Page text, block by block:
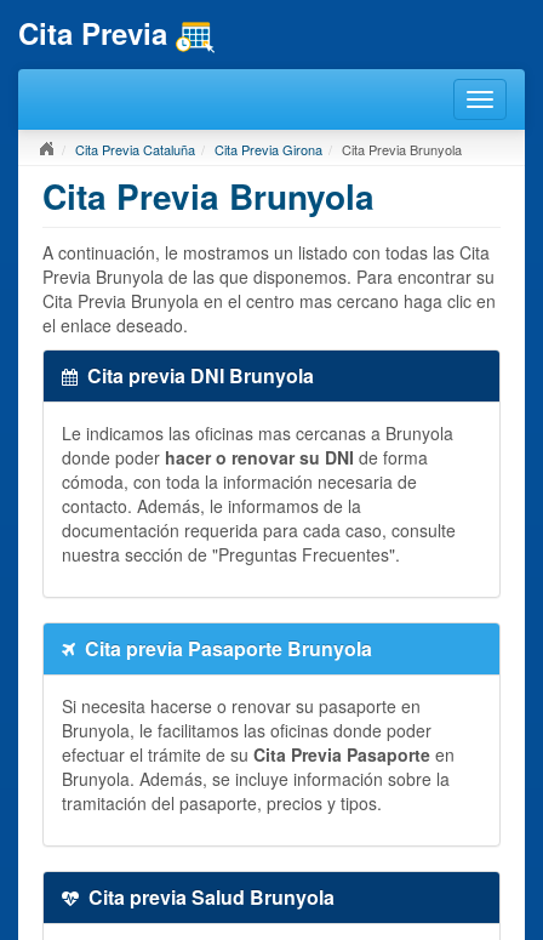
Cita Previa
Cita Previa Cataluña Cita Previa Girona Cita Previa Brunyola
Cita Previa Brunyola
A continuación, le mostramos un listado con todas las Cita
Previa Brunyola de las que disponemos. Para encontrar su
Cita Previa Brunyola en el centro mas cercano haga clic en
el enlace deseado.
Cita previa DNI Brunyola
Le indicamos las oficinas mas cercanas a Brunyola
donde poder hacer o renovar su DNI de forma
cómoda, con toda la información necesaria de
contacto. Además, le informamos de la
documentación requerida para cada caso, consulte
nuestra sección de "Preguntas Frecuentes".
Cita previa Pasaporte Brunyola
Si necesita hacerse o renovar su pasaporte en
Brunyola, le facilitamos las oficinas donde poder
efectuar el trámite de su Cita Previa Pasaporte en
Brunyola. Además, se incluye información sobre la
tramitación del pasaporte, precios y tipos.
Cita previa Salud Brunyola